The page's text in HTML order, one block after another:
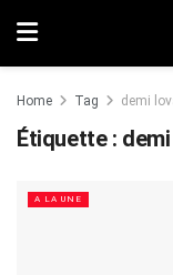
Home Tag demi
Étiquette :
A LA UNE